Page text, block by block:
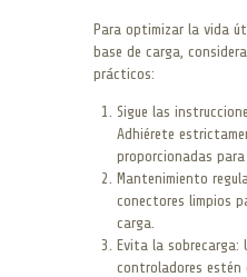
Para optimizar la vida
base de carga,
prácticos:
Sigue las
Adhiérete
proporcionadas para
Mantenimiento
conectores limpios
carga.
Evita la sobrecarga:
controladores estén